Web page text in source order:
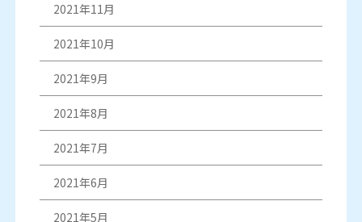
2021年11月
2021年10月
2021年9月
2021年8月
2021年7月
2021年6月
2021年5月